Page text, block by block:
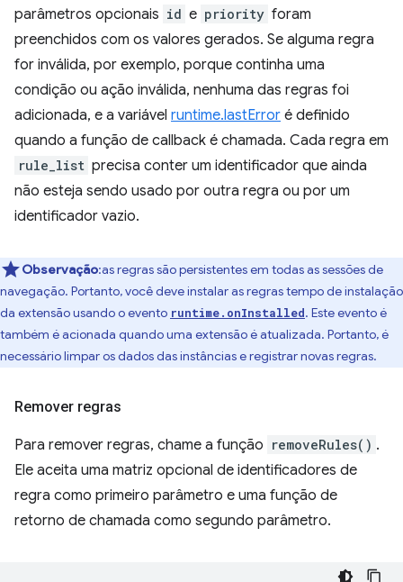
parâmetros opcionais id e priority foram
preenchidos com os valores gerados. Se alguma regra
for inválida, por exemplo, porque continha uma
condição ou ação inválida, nenhuma das regras foi
adicionada, e a variável runtime.lastError é definido
quando a função de callback é chamada. Cada regra em
rule_list precisa conter um identificador que ainda
não esteja sendo usado por outra regra ou por um
identificador vazio.
Observação:as regras são persistentes em todas as sessões de
navegação. Portanto, você deve instalar as regras tempo de instalação
da extensão usando o evento runtime.onInstalled. Este evento é
também é acionada quando uma extensão é atualizada. Portanto, é
necessário limpar os dados das instâncias e registrar novas regras.
Remover regras
Para remover regras, chame a função removeRules() .
Ele aceita uma matriz opcional de identificadores de
regra como primeiro parâmetro e uma função de
retorno de chamada como segundo parâmetro.